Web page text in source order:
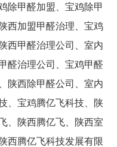
除甲醛加盟、宝鸡除甲
西加盟甲醛治理、宝鸡
西甲醛治理公司、室内
醛治理公司、宝鸡甲醛
陕西除甲醛公司、室内
、宝鸡腾亿飞科技、陕
、陕西腾亿飞、陕西室
西腾亿飞科技发展有限